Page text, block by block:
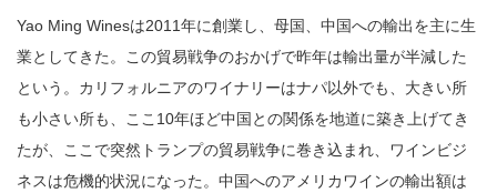
Yao Ming Winesは2011年に創業し、母国、中国への輸出を主に生
業としてきた。この貿易戦争のおかげで昨年は輸出量が半減した
という。カリフォルニアのワイナリーはナパ以外でも、大きい所
も小さい所も、ここ10年ほど中国との関係を地道に築き上げてき
たが、ここで突然トランプの貿易戦争に巻き込まれ、ワインビジ
ネスは危機的状況になった。中国へのアメリカワインの輸出額は